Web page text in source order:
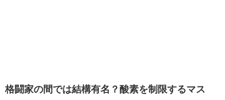
格闘家の間では結構有名？酸素を制限するマス